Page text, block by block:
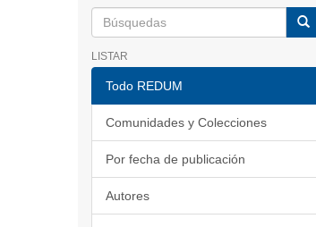
LISTAR
Todo REDUM
Comunidades y Colecciones
Por fecha de publicación
Autores